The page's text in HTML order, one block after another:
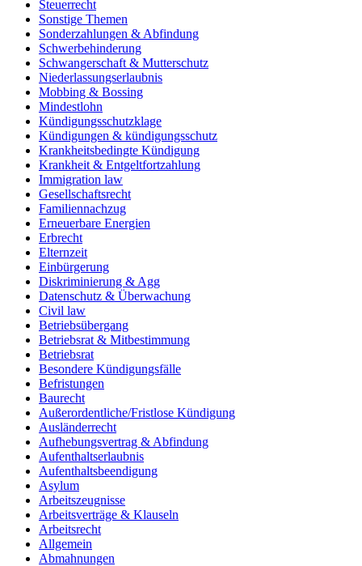
Steuerrecht
Sonstige Themen
Sonderzahlungen & Abfindung
Schwerbehinderung
Schwangerschaft & Mutterschutz
Niederlassungserlaubnis
Mobbing & Bossing
Mindestlohn
Kündigungsschutzklage
Kündigungen & kündigungsschutz
Krankheitsbedingte Kündigung
Krankheit & Entgeltfortzahlung
Immigration law
Gesellschaftsrecht
Familiennachzug
Erneuerbare Energien
Erbrecht
Elternzeit
Einbürgerung
Diskriminierung & Agg
Datenschutz & Überwachung
Civil law
Betriebsübergang
Betriebsrat & Mitbestimmung
Betriebsrat
Besondere Kündigungsfälle
Befristungen
Baurecht
Außerordentliche/Fristlose Kündigung
Ausländerrecht
Aufhebungsvertrag & Abfindung
Aufenthaltserlaubnis
Aufenthaltsbeendigung
Asylum
Arbeitszeugnisse
Arbeitsverträge & Klauseln
Arbeitsrecht
Allgemein
Abmahnungen